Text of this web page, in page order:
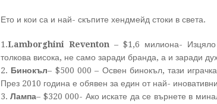
Ето и кои са и най- скъпите хендмейд стоки в света.
1.Lamborghini Reventon – $1,6 милиона-
толкова висока, не само заради бранда, а и заради
2. Бинокъл– $500 000 – Освен бинокъл, тази
През 2010 година е обявен за един от най-
3.Лампа– $320 000- Ако искате да се върнете в